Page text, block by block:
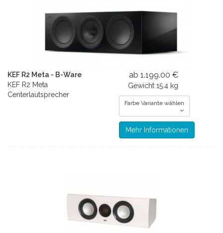
KEF R2 Meta - B-Ware
KEF R2 Meta
Centerlautsprecher
ab 1.199.00 €
Gewicht 15.4 kg
Farbe Variante wählen
Mehr Informationen